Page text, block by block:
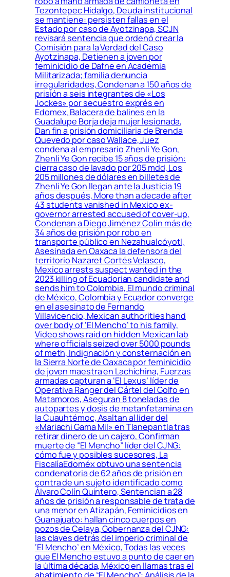
Tezontepec Hidalgo, Deuda institucional
se mantiene: persisten fallas en el
Estado por caso de Ayotzinapa, SCJN
revisará sentencia que ordenó crear la
Comisión para la Verdad del Caso
Ayotzinapa, Detienen a joven por
feminicidio de Dafne en Academia
Militarizada; familia denuncia
irregularidades, Condenan a 150 años de
prisión a seis integrantes de «Los
Jockes» por secuestro exprés en
Edomex, Balacera de balines en la
Guadalupe Borja deja mujer lesionada,
Dan fin a prisión domiciliaria de Brenda
Quevedo por caso Wallace, Juez
condena al empresario Zhenli Ye Gon,
Zhenli Ye Gon recibe 15 años de prisión:
cierra caso de lavado por 205 mdd, Los
205 millones de dólares en billetes de
Zhenli Ye Gon llegan ante la Justicia 19
años después, More than a decade after
43 students vanished in Mexico ex-
governor arrested accused of cover-up,
Condenan a Diego Jiménez Colín más de
34 años de prisión por robo en
transporte público en Nezahualcóyotl,
Asesinada en Oaxaca la defensora del
territorio Nazaret Cortés Velasco,
Mexico arrests suspect wanted in the
2023 killing of Ecuadorian candidate and
sends him to Colombia, El mundo criminal
de México, Colombia y Ecuador converge
en el asesinato de Fernando
Villavicencio, Mexican authorities hand
over body of ‘El Mencho’ to his family,
Video shows raid on hidden Mexican lab
where officials seized over 5000 pounds
of meth, Indignación y consternación en
la Sierra Norte de Oaxaca por feminicidio
de joven maestra en Lachichina, Fuerzas
armadas capturan a ‘El Lexus’ líder de
Operativa Ranger del Cártel del Golfo en
Matamoros, Aseguran 8 toneladas de
autopartes y dosis de metanfetamina en
la Cuauhtémoc, Asaltan al líder del
«Mariachi Gama Mil» en Tlanepantla tras
retirar dinero de un cajero, Confirman
muerte de “El Mencho” líder del CJNG:
cómo fue y posibles sucesores, La
FiscalíaEdoméx obtuvo una sentencia
condenatoria de 62 años de prisión en
contra de un sujeto identificado como
Álvaro Colín Quintero, Sentencian a 28
años de prisión a responsable de trata de
una menor en Atizapán, Feminicidios en
Guanajuato: hallan cinco cuerpos en
pozos de Celaya, Gobernanza del CJNG:
las claves detrás del imperio criminal de
‘El Mencho’ en México, Todas las veces
que El Mencho estuvo a punto de caer en
la última década, México en llamas tras el
abatimiento de “El Mencho”: Análisis de la